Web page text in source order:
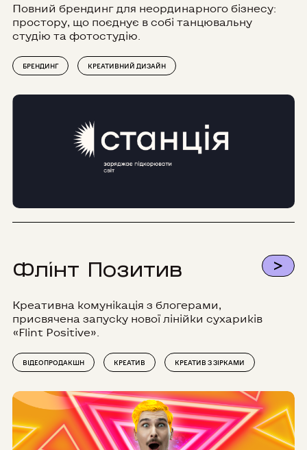
Повний брендинг для неординарного бізнесу:
простору, що поєднує в собі танцювальну
студію та фотостудію.
БРЕНДИНГ КРЕАТИВНИЙ ДИЗАЙН
>
Флінт Позитив
Креативна комунікація з блогерами,
присвячена запуску нової лінійки сухариків
«Flint Positive».
ВІДЕОПРОДАКШН КРЕАТИВ КРЕАТИВ З ЗІРКАМИ